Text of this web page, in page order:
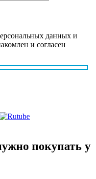
данных и
и согласен
покупать у